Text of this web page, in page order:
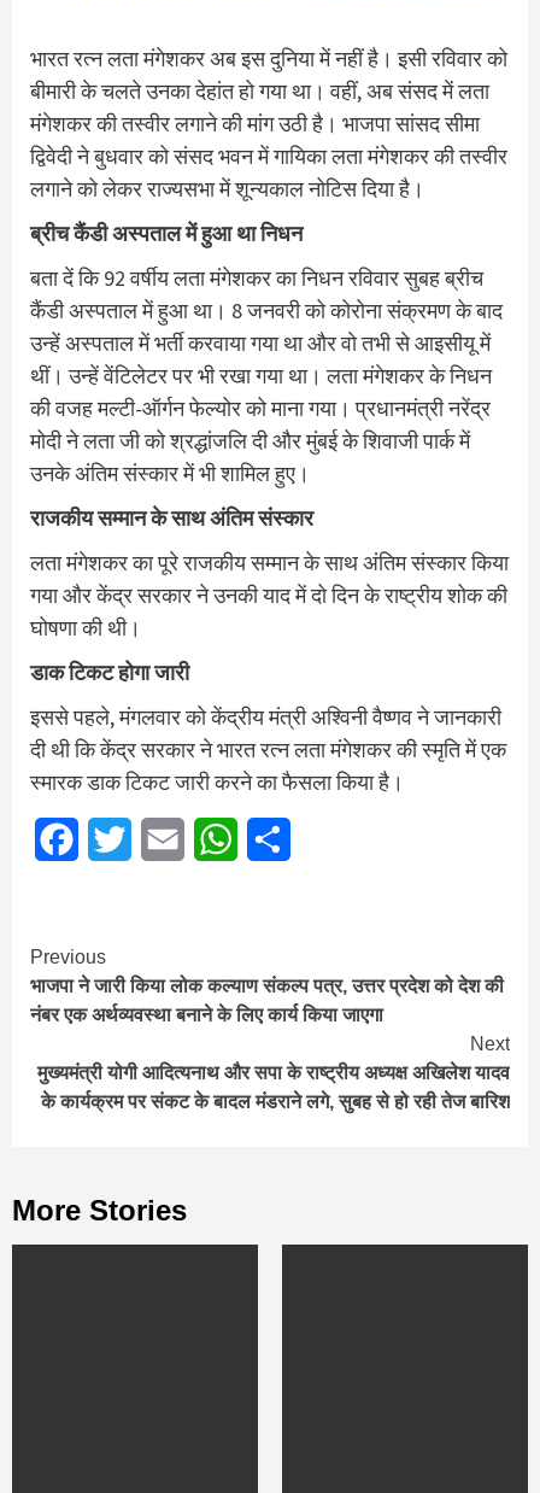
भारत रत्न लता मंगेशकर अब इस दुनिया में नहीं है। इसी रविवार को
बीमारी के चलते उनका देहांत हो गया था। वहीं, अब संसद में लता
मंगेशकर की तस्वीर लगाने की मांग उठी है। भाजपा सांसद सीमा
द्विवेदी ने बुधवार को संसद भवन में गायिका लता मंगेशकर की तस्वीर
लगाने को लेकर राज्यसभा में शून्यकाल नोटिस दिया है।
ब्रीच कैंडी अस्पताल में हुआ था निधन
बता दें कि 92 वर्षीय लता मंगेशकर का निधन रविवार सुबह ब्रीच
कैंडी अस्पताल में हुआ था। 8 जनवरी को कोरोना संक्रमण के बाद
उन्हें अस्पताल में भर्ती करवाया गया था और वो तभी से आइसीयू में
थीं। उन्हें वेंटिलेटर पर भी रखा गया था। लता मंगेशकर के निधन
की वजह मल्टी-ऑर्गन फेल्योर को माना गया। प्रधानमंत्री नरेंद्र
मोदी ने लता जी को श्रद्धांजलि दी और मुंबई के शिवाजी पार्क में
उनके अंतिम संस्कार में भी शामिल हुए।
राजकीय सम्मान के साथ अंतिम संस्कार
लता मंगेशकर का पूरे राजकीय सम्मान के साथ अंतिम संस्कार किया
गया और केंद्र सरकार ने उनकी याद में दो दिन के राष्ट्रीय शोक की
घोषणा की थी।
डाक टिकट होगा जारी
इससे पहले, मंगलवार को केंद्रीय मंत्री अश्विनी वैष्णव ने जानकारी
दी थी कि केंद्र सरकार ने भारत रत्न लता मंगेशकर की स्मृति में एक
स्मारक डाक टिकट जारी करने का फैसला किया है।
FacebookTwitter Email WhatsApp
Continue
Reading
Previous
भाजपा ने जारी किया लोक कल्याण संकल्प पत्र, उत्तर प्रदेश को देश की
नंबर एक अर्थव्यवस्था बनाने के लिए कार्य किया जाएगा
Next
मुख्यमंत्री योगी आदित्यनाथ और सपा के राष्ट्रीय अध्यक्ष अखिलेश यादव
के कार्यक्रम पर संकट के बादल मंडराने लगे, सुबह से हो रही तेज बारिश
More Stories